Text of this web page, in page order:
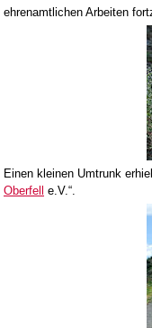
ehrenamtlichen Arbeiten
Einen kleinen Umtrunk
Oberfell
e.V.“.